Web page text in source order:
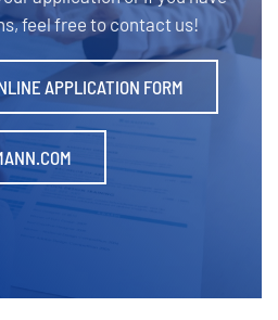
feel free to contact us!
APPLICATION FORM